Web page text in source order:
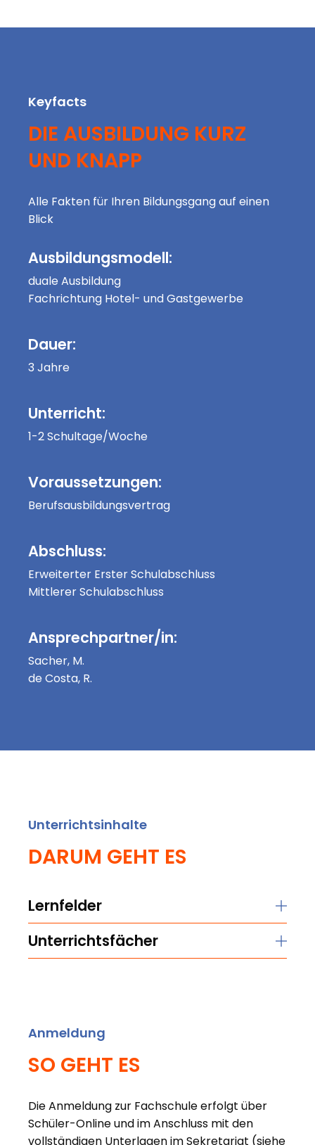
Keyfacts
DIE AUSBILDUNG KURZ
UND KNAPP
Alle Fakten für Ihren Bildungsgang auf einen
Blick
Ausbildungsmodell:
duale Ausbildung
Fachrichtung Hotel- und Gastgewerbe
Dauer:
3 Jahre
Unterricht:
1-2 Schultage/Woche
Voraussetzungen:
Berufsausbildungsvertrag
Abschluss:
Erweiterter Erster Schulabschluss
Mittlerer Schulabschluss
Ansprechpartner/in:
Sacher, M.
de Costa, R.
Unterrichtsinhalte
DARUM GEHT ES
Lernfelder
Unterrichtsfächer
Anmeldung
SO GEHT ES
Die Anmeldung zur Fachschule erfolgt über
Schüler-Online und im Anschluss mit den
vollständigen Unterlagen im Sekretariat (siehe